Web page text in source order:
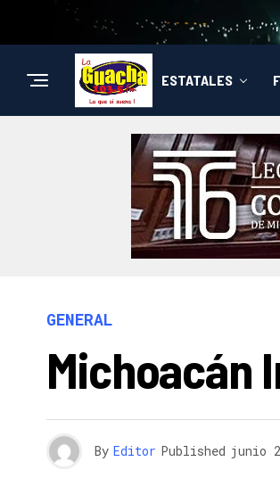
ESTATALES
GENERAL
Michoacán
By Editor Published junio